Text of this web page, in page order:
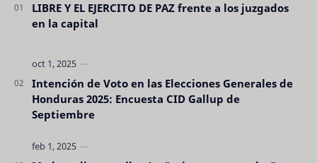
LIBRE Y EL EJERCITO DE PAZ frente a los juzgados
en la capital
Intención de Voto en las Elecciones Generales de
Honduras 2025: Encuesta CID Gallup de
Septiembre